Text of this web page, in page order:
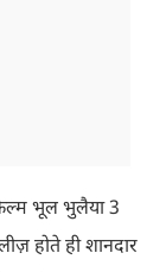
भूल भुलैया 3
होते ही शानदार